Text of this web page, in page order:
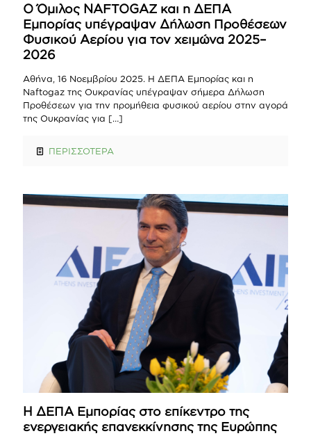
O Όμιλος NAFTOGAZ και η ΔΕΠΑ
Εμπορίας υπέγραψαν Δήλωση Προθέσεων
Φυσικού Αερίου για τον χειμώνα 2025–
2026
Αθήνα, 16 Νοεμβρίου 2025. Η ΔΕΠΑ Εμπορίας και η
Naftogaz της Ουκρανίας υπέγραψαν σήμερα Δήλωση
Προθέσεων για την προμήθεια φυσικού αερίου στην αγορά
της Ουκρανίας για […]
ΠΕΡΙΣΣΟΤΕΡΑ
Η ΔΕΠΑ Εμπορίας στο επίκεντρο της
ενεργειακής επανεκκίνησης της Ευρώπης